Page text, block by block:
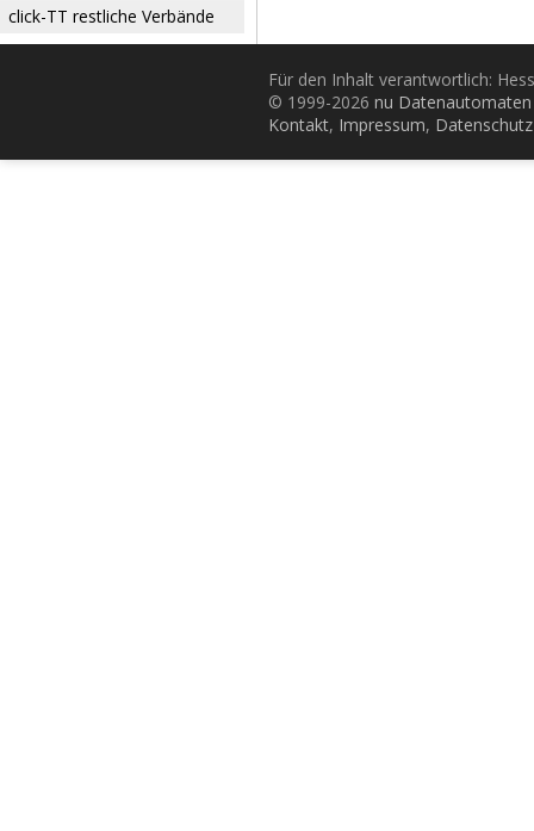
click-TT restliche Verbände
Für den Inhalt verantwortlich:
© 1999-2026 nu
Kontakt, Impressum, Datenschutz